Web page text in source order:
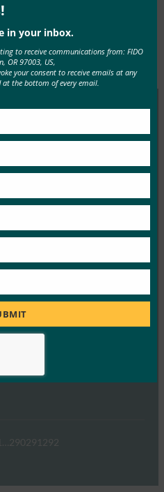
IN THE NEWS
：Go get ’em， FIDO
证标准可以发出密码传递
290291 292
in your inbox.
to receive communications from: FIDO
OR 97003, US,
your consent to receive emails at any
the bottom of every email.